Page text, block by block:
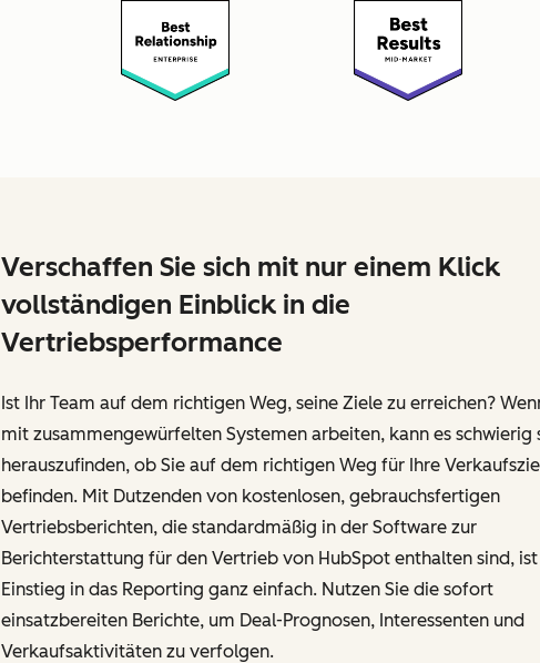
Verschaffen Sie sich mit nur einem Klick
vollständigen Einblick in die
Vertriebsperformance
Ist Ihr Team auf dem richtigen Weg, seine Ziele zu erreichen?
mit zusammengewürfelten Systemen arbeiten, kann es schwierig
herauszufinden, ob Sie auf dem richtigen Weg für Ihre
befinden. Mit Dutzenden von kostenlosen, gebrauchsfertigen
Vertriebsberichten, die standardmäßig in der Software zur
Berichterstattung für den Vertrieb von HubSpot enthalten sind,
Einstieg in das Reporting ganz einfach. Nutzen Sie die sofort
einsatzbereiten Berichte, um Deal-Prognosen, Interessenten und
Verkaufsaktivitäten zu verfolgen.